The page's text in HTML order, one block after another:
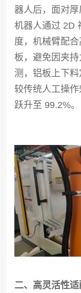
器人后，面对厚
机器人通过 2D
度，机械臂配
板，避免因夹
测，铝板上下料
较传统人工操
跃升至 99.2%。
二、高灵活性